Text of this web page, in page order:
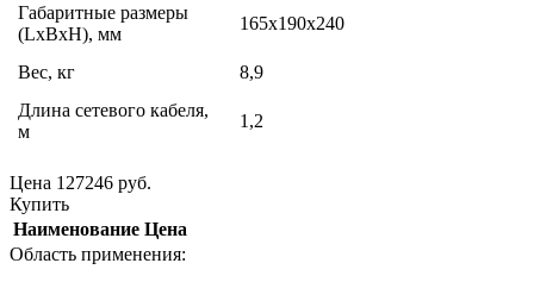
Габаритные размеры
(LxBxH), мм
165х190х240
Вес, кг
8,9
Длина сетевого кабеля,
м
1,2
Цена 127246 руб.
Купить
Наименование Цена
Область применения: